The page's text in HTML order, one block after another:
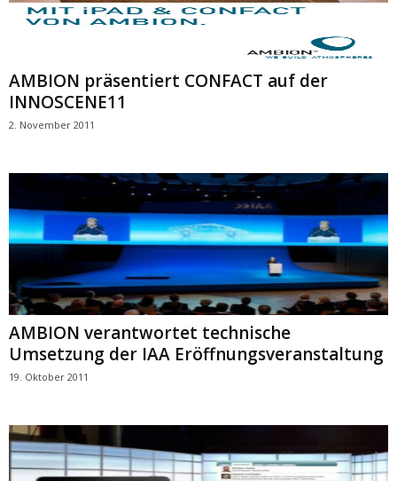
AMBION präsentiert CONFACT auf der
INNOSCENE11
2. November 2011
AMBION verantwortet technische
Umsetzung der IAA Eröffnungsveranstaltung
19. Oktober 2011